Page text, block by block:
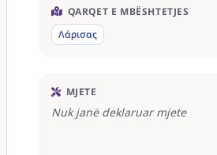
QARQET E MBËSHTETJES
Λάρισας
MJETE
Nuk janë deklaruar mjete